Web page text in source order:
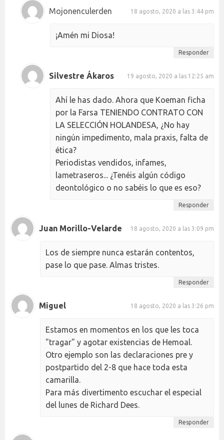
Mojonenculerden 18 agosto, 2020 a las 3:44 pm
¡Amén mi Diosa!
Responder
Silvestre Ákaros 19 agosto, 2020 a las 12:25 am
Ahí le has dado. Ahora que Koeman ficha
por la Farsa TENIENDO CONTRATO CON
LA SELECCIÓN HOLANDESA, ¿No hay
ningún impedimento, mala praxis, falta de
ética?
Periodistas vendidos, infames,
lametraseros... ¿Tenéis algún código
deontológico o no sabéis lo que es eso?
Responder
Juan Morillo-Velarde 18 agosto, 2020 a las 3:09 pm
Los de siempre nunca estarán contentos,
pase lo que pase. Almas tristes.
Responder
Miguel 18 agosto, 2020 a las 3:26 pm
Estamos en momentos en los que les toca
"tragar" y agotar existencias de Hemoal.
Otro ejemplo son las declaraciones pre y
postpartido del 2-8 que hace toda esta
camarilla.
Para más divertimento escuchar el especial
del lunes de Richard Dees.
Responder